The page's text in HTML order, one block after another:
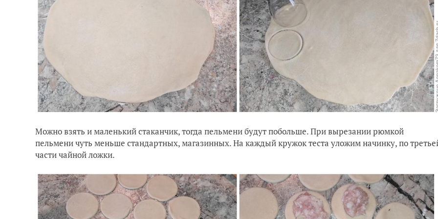
Можно взять и маленький стаканчик, тогда пельмени будут побольше. При вырезании рюмкой
пельмени чуть меньше стандартных, магазинных. На каждый кружок теста уложим начинку, по
части чайной ложки.